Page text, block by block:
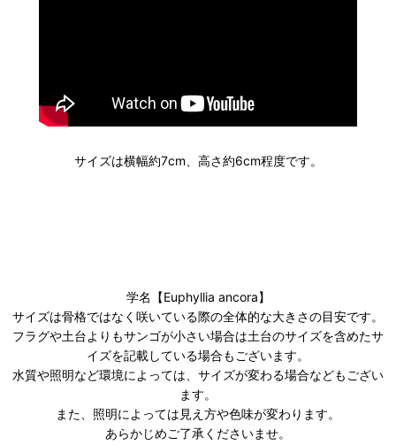
サイズは横幅約7cm、高さ約6cm程度です。
学名【Euphyllia ancora】
サイズは骨格ではなく咲いている際の全体的な大きさの目安です。
フラグや土台よりもサンゴが小さい場合は土台のサイズを含めたサ
イズを記載している場合もございます。
水質や照明など環境によっては、サイズが変わる場合などもござい
ます。
また、照明によっては見え方や色味が変わります。
あらかじめご了承くださいませ。